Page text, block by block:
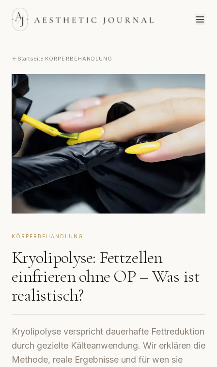
Startseite·KÖRPERBEHANDLUNG
KÖRPERBEHANDLUNG
Kryolipolyse: Fettzellen
einfrieren ohne OP – Was ist
realistisch?
Kryolipolyse verspricht dauerhafte Fettreduktion
durch gezielte Kälteanwendung. Wir erklären die
Methode, reale Ergebnisse und für wen sie